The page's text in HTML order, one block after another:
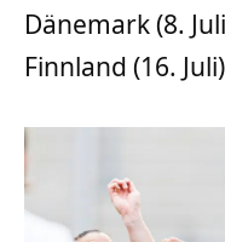
Dänemark (8.
Finnland (16.